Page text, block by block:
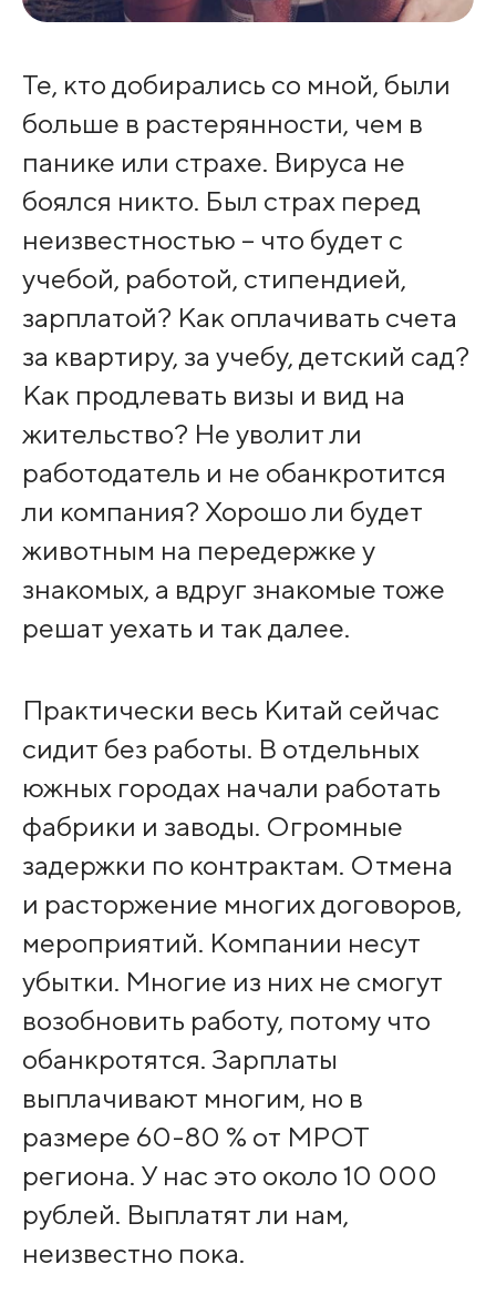
Те, кто добирались со мной, были
больше в растерянности, чем в
панике или страхе. Вируса не
боялся никто. Был страх перед
неизвестностью – что будет с
учебой, работой, стипендией,
зарплатой? Как оплачивать счета
за квартиру, за учебу, детский сад?
Как продлевать визы и вид на
жительство? Не уволит ли
работодатель и не обанкротится
ли компания? Хорошо ли будет
животным на передержке у
знакомых, а вдруг знакомые тоже
решат уехать и так далее.
Практически весь Китай сейчас
сидит без работы. В отдельных
южных городах начали работать
фабрики и заводы. Огромные
задержки по контрактам. Отмена
и расторжение многих договоров,
мероприятий. Компании несут
убытки. Многие из них не смогут
возобновить работу, потому что
обанкротятся. Зарплаты
выплачивают многим, но в
размере 60-80 % от МРОТ
региона. У нас это около 10 000
рублей. Выплатят ли нам,
неизвестно пока.